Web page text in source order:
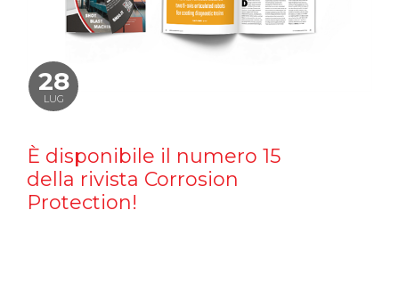
28
LUG
È disponibile il numero 15
della rivista Corrosion
Protection!